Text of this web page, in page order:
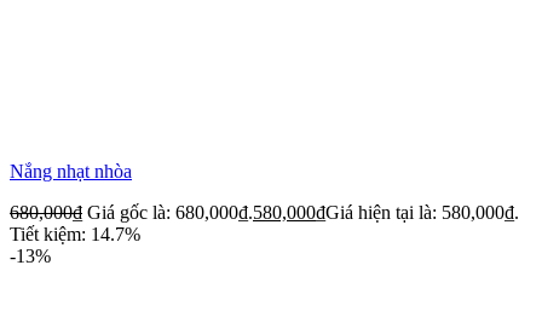
Nắng nhạt nhòa
680,000₫ Giá gốc là: 680,000₫.580,000₫Giá hiện tại là: 580,000₫.
Tiết kiệm: 14.7%
-13%